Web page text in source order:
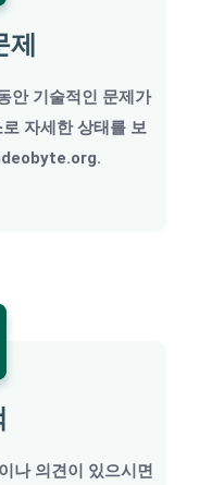
안 기술적인 문제가
자세한 상태를 보
나 의견이 있으시면